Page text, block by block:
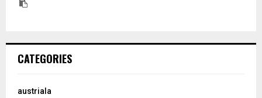
CATEGORIES
austriala